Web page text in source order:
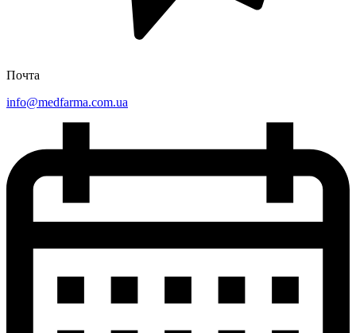
Почта
info@medfarma.com.ua